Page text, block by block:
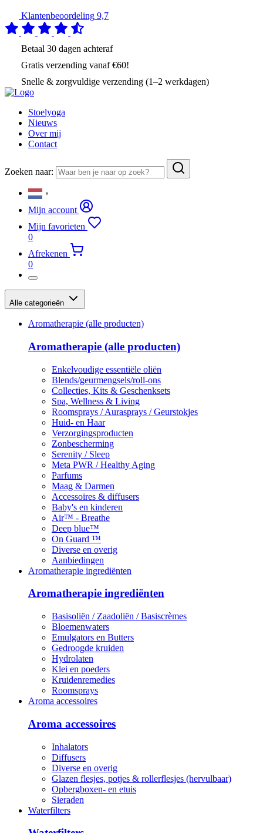
Klantenbeoordeling 9,7
Betaal 30 dagen achteraf
Gratis verzending vanaf €60!
Snelle & zorgvuldige verzending (1–2 werkdagen)
Stoelyoga
Nieuws
Over mij
Contact
Zoeken naar:
▼
Mijn account
Mijn favorieten
0
Afrekenen
0
Alle categorieën
Aromatherapie (alle producten)
Aromatherapie (alle producten)
Enkelvoudige essentiële oliën
Blends/geurmengsels/roll-ons
Collecties, Kits & Geschenksets
Spa, Wellness & Living
Roomsprays / Aurasprays / Geurstokjes
Huid- en Haar
Verzorgingsproducten
Zonbescherming
Serenity / Sleep
Meta PWR / Healthy Aging
Parfums
Maag & Darmen
Accessoires & diffusers
Baby's en kinderen
Air™ - Breathe
Deep blue™
On Guard ™
Diverse en overig
Aanbiedingen
Aromatherapie ingrediënten
Aromatherapie ingrediënten
Basisoliën / Zaadoliën / Basiscrèmes
Bloemenwaters
Emulgators en Butters
Gedroogde kruiden
Hydrolaten
Klei en poeders
Kruidenremedies
Roomsprays
Aroma accessoires
Aroma accessoires
Inhalators
Diffusers
Diverse en overig
Glazen flesjes, potjes & rollerflesjes (hervulbaar)
Opbergboxen- en etuis
Sieraden
Waterfilters